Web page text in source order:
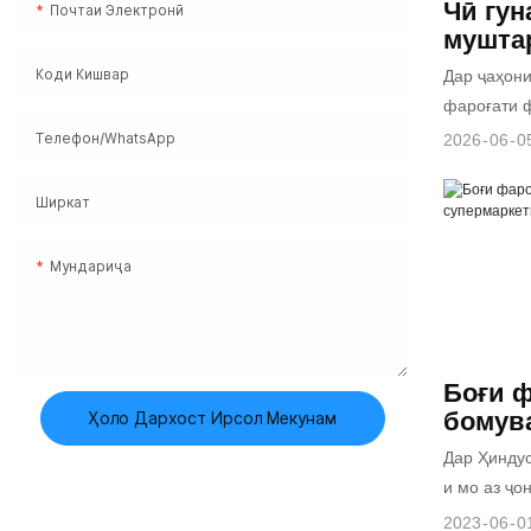
Почтаи Электронӣ
Коди Кишвар
Телефон/WhatsApp
Ширкат
Мундариҷа
Ҳоло Дархост Ирсол Мекунам
Чӣ
зиёда
VR ва
Дар
фароғати
виртуалӣ
маркази
ёфтаанд.
Ltd.
30
медиҳад,
мо,
2026 06
Боғи
Дар
и мо аз
харидорӣ
2023 06 01